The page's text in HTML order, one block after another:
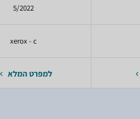
5/2022
xerox - c
למפרט המלא